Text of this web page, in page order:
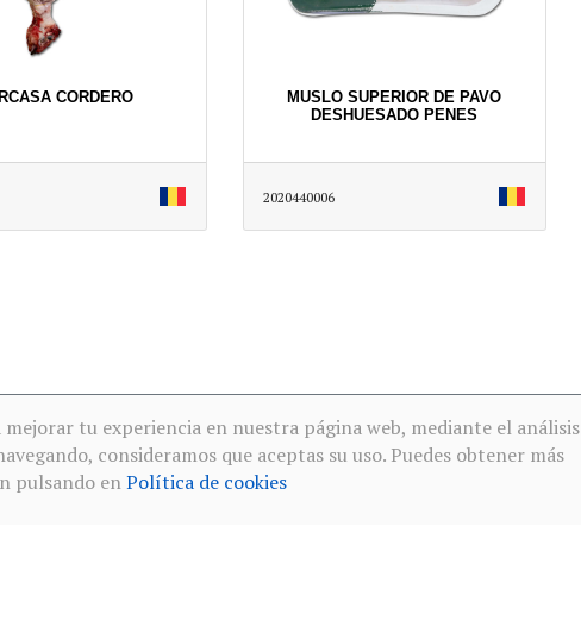
CORDERO
MUSLO SUPERIOR DE PAVO
DESHUESADO PENES
2020440006
tu experiencia en nuestra página web, mediante el análisis
consideramos que aceptas su uso. Puedes obtener más
pulsando enPolítica de cookies